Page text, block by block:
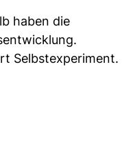
haben die
Selbstexperiment.